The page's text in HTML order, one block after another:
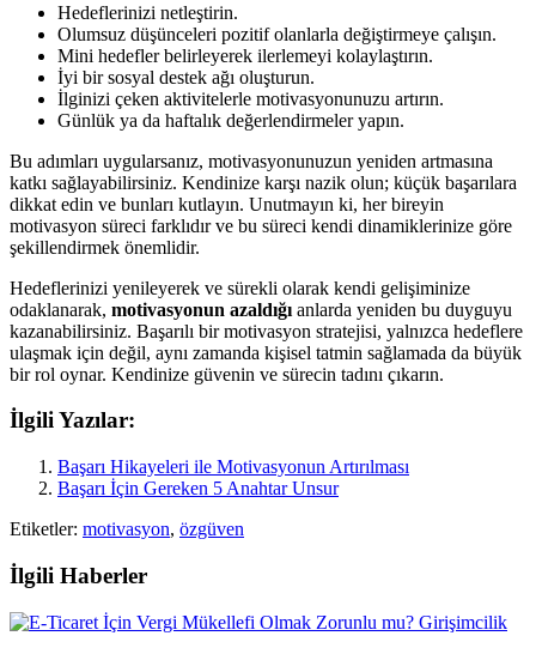
Hedeflerinizi netleştirin.
Olumsuz düşünceleri pozitif olanlarla değiştirmeye çalışın.
Mini hedefler belirleyerek ilerlemeyi kolaylaştırın.
İyi bir sosyal destek ağı oluşturun.
İlginizi çeken aktivitelerle motivasyonunuzu artırın.
Günlük ya da haftalık değerlendirmeler yapın.
Bu adımları uygularsanız, motivasyonunuzun yeniden artmasına
katkı sağlayabilirsiniz. Kendinize karşı nazik olun; küçük başarılara
dikkat edin ve bunları kutlayın. Unutmayın ki, her bireyin
motivasyon süreci farklıdır ve bu süreci kendi dinamiklerinize göre
şekillendirmek önemlidir.
Hedeflerinizi yenileyerek ve sürekli olarak kendi gelişiminize
odaklanarak, motivasyonun azaldığı anlarda yeniden bu duyguyu
kazanabilirsiniz. Başarılı bir motivasyon stratejisi, yalnızca hedeflere
ulaşmak için değil, aynı zamanda kişisel tatmin sağlamada da büyük
bir rol oynar. Kendinize güvenin ve sürecin tadını çıkarın.
İlgili Yazılar:
Başarı Hikayeleri ile Motivasyonun Artırılması
Başarı İçin Gereken 5 Anahtar Unsur
Etiketler: motivasyon, özgüven
İlgili Haberler
Girişimcilik